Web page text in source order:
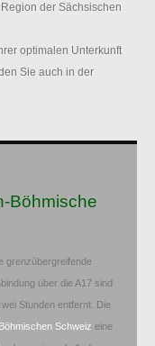
der Sächsischen
optimalen Unterkunft
Sie auch in der
Böhmische
grenzübergreifende
über die A17 sind
Stunden entfernt. Die
Böhmischen Schweiz eine